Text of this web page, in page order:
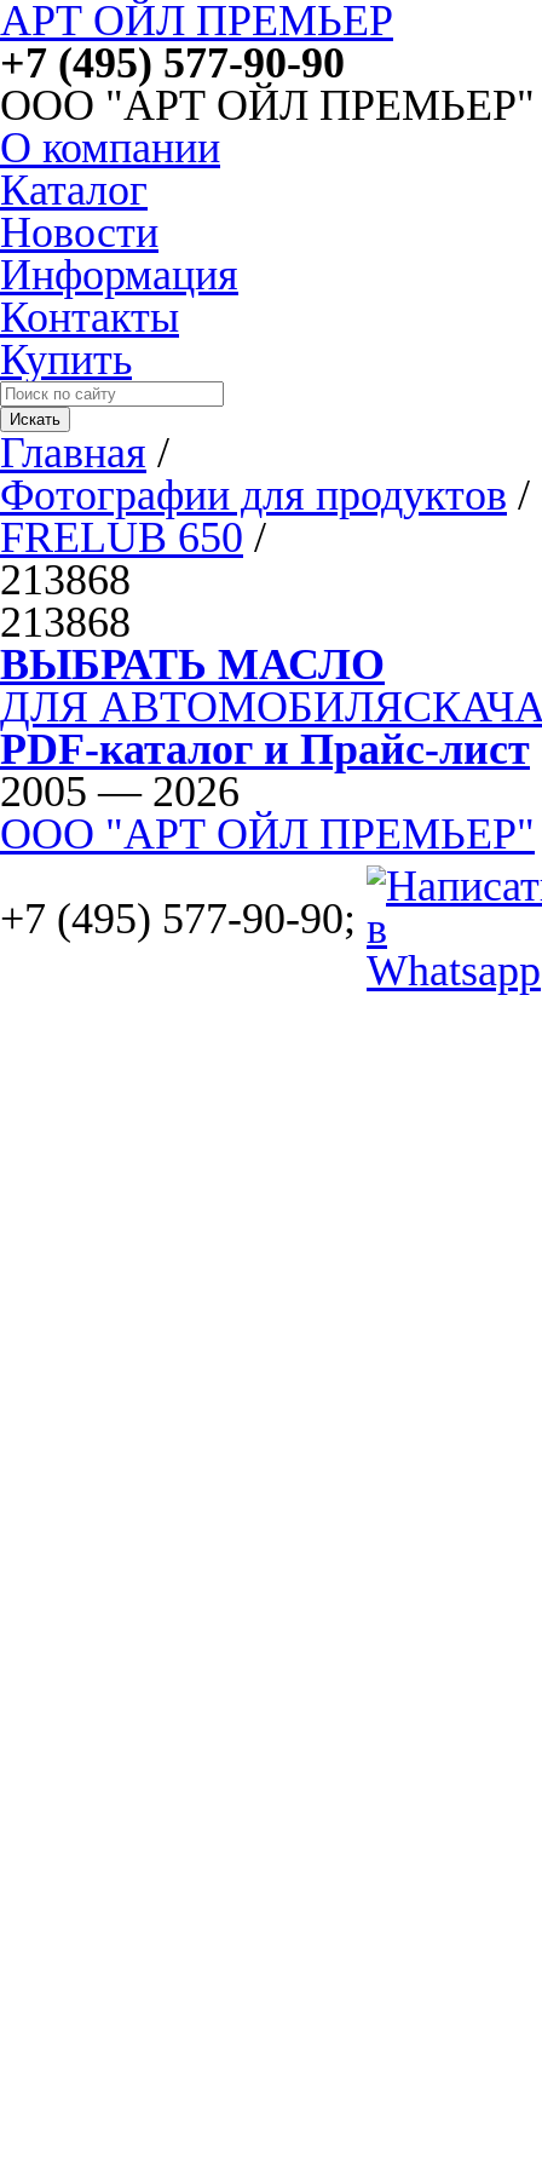
АРТ ОЙЛ ПРЕМЬЕР
+7 (495) 577-90-90
ООО "АРТ ОЙЛ ПРЕМЬЕР"
О компании
Каталог
Новости
Информация
Контакты
Купить
Главная /
Фотографии для продуктов /
FRELUB 650 /
213868
213868
ВЫБРАТЬ МАСЛО
ДЛЯ АВТОМОБИЛЯ
PDF-каталог и Прайс-лист
2005 — 2026
ООО "АРТ ОЙЛ ПРЕМЬЕР"
+7 (495) 577-90-90;